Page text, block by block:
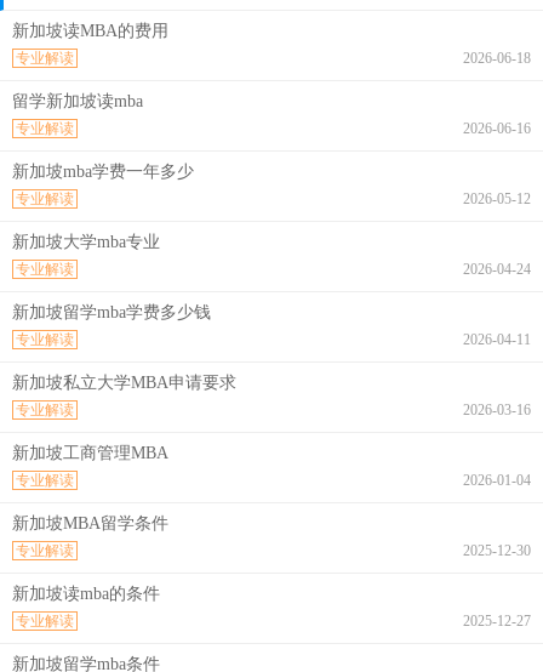
新加坡读MBA的费用
2026-06-18
专业解读
留学新加坡读mba
2026-06-16
专业解读
新加坡mba学费一年多少
2026-05-12
专业解读
新加坡大学mba专业
2026-04-24
专业解读
新加坡留学mba学费多少钱
2026-04-11
专业解读
新加坡私立大学MBA申请要求
2026-03-16
专业解读
新加坡工商管理MBA
2026-01-04
专业解读
新加坡MBA留学条件
2025-12-30
专业解读
新加坡读mba的条件
2025-12-27
专业解读
新加坡留学mba条件